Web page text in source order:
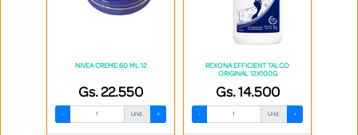
NIVEA CREME 60 ML 12
Gs. 22.550
- Und. +
REXONA EFFICIENT TALCO
ORIGINAL 12X100G
Gs. 14.500
- Und. +